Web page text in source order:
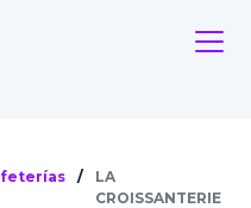
/
LA
CROISSANTERIE